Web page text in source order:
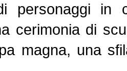
personaggi in
cerimonia di
magna, una